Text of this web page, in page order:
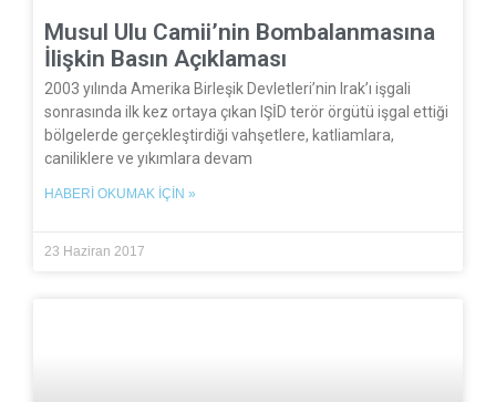
Musul Ulu Camii’nin Bombalanmasına
İlişkin Basın Açıklaması
2003 yılında Amerika Birleşik Devletleri’nin Irak’ı işgali
sonrasında ilk kez ortaya çıkan IŞİD terör örgütü işgal ettiği
bölgelerde gerçekleştirdiği vahşetlere, katliamlara,
caniliklere ve yıkımlara devam
HABERI OKUMAK İÇIN »
23 Haziran 2017